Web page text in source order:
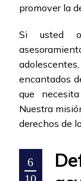
promover la
Si usted o
encantados
que
Nuestra
derechos de
6